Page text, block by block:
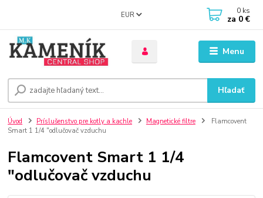
Menu
EUR
Hľadať
0 ks
za 0 €
Úvod Príslušenstvo pre kotly a kachle Magnetické filtre
Flamcovent
Smart 1 1/4 "odlučovač vzduchu
Flamcovent Smart 1 1/4
"odlučovač vzduchu